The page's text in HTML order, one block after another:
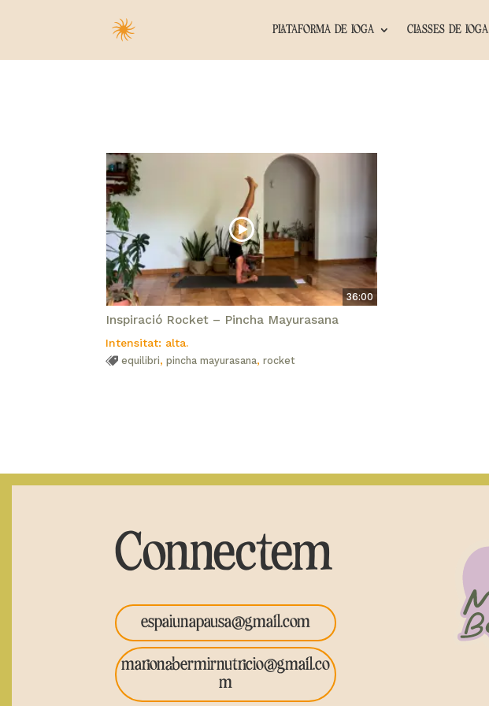
PLATAFORMA DE IOGA CLASSES DE IOGA
36:00
Inspiració Rocket – Pincha Mayurasana
Intensitat: alta.
equilibri,pincha mayurasana,rocket
Connectem
espaiunapausa@gmail.com
marionabermirnutricio@gmail.co
m